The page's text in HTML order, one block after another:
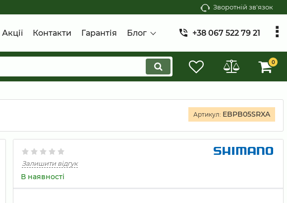
Зворотній зв'язок
Акції Контакти Гарантія Блог +38 067 522 79 21
0
Артикул: EBPB05SRXA
Залишити відгук
В наявності